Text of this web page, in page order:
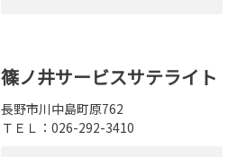
篠ノ井サービスサテライト
長野市川中島町原762
ＴＥＬ：026-292-3410